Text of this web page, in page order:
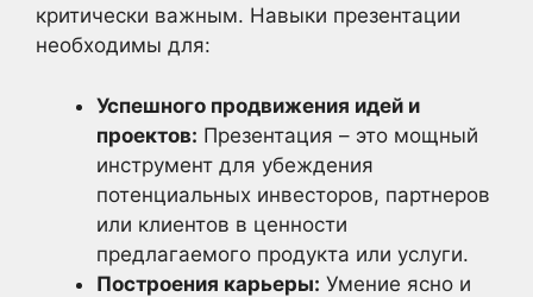
критически важным. Навыки презентации
необходимы для:
Успешного продвижения идей и
проектов: Презентация – это мощный
инструмент для убеждения
потенциальных инвесторов, партнеров
или клиентов в ценности
предлагаемого продукта или услуги.
Построения карьеры: Умение ясно и